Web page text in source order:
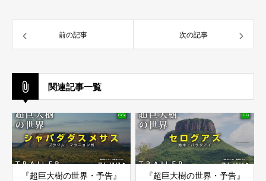
前の記事 次の記事
関連記事一覧
『超巨大樹の世界・予告』
『超巨大樹の世界・予告』